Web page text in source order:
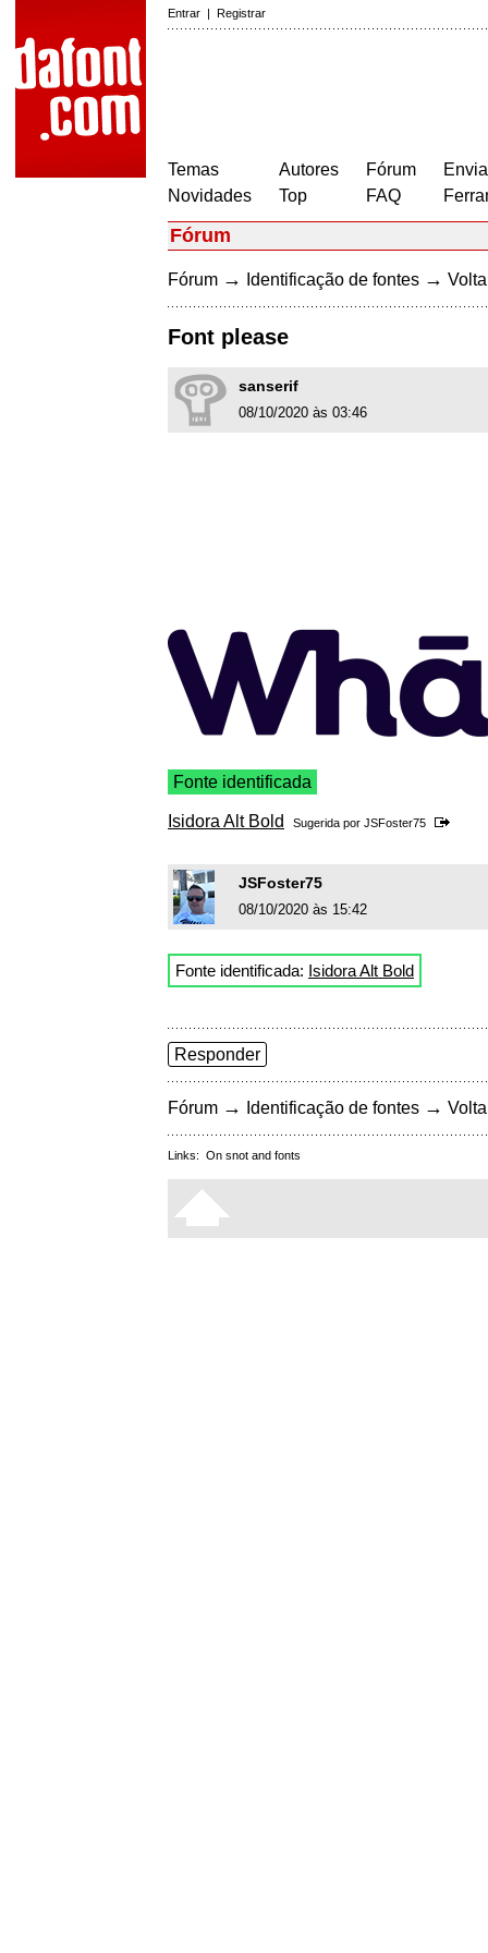
Entrar | Registrar
Temas
Novidades
Autores
Top
Fórum
FAQ
Fórum
Fórum → Identificação de fontes →
Font please
sanserif
08/10/2020 às 03:46
Fonte identificada
Isidora Alt Bold Sugerida por JSFoster75
JSFoster75
08/10/2020 às 15:42
Fonte identificada: Isidora Alt Bold
Responder
Fórum → Identificação de fontes →
Links: On snot and fonts